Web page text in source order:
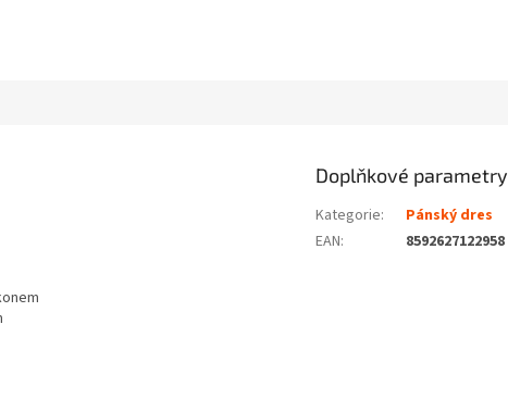
Doplňkové parametry
Kategorie:
Pánský dres
EAN: 8592627122958